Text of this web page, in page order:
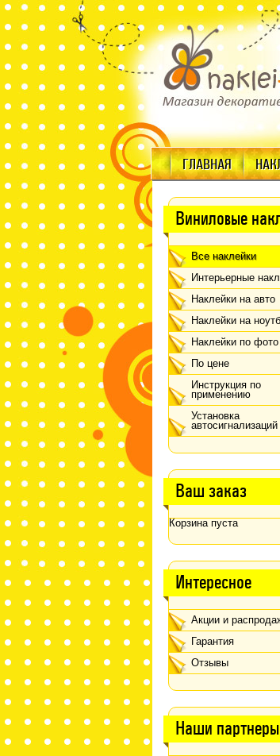
ГЛАВНАЯ
Виниловые
Все наклейки
Интерьерные
Наклейки на авто
Наклейки на
Наклейки по фото
По цене
Инструкция по
применению
Установка
автосигнализаций
Ваш заказ
Корзина пуста
Интересное
Акции и
Гарантия
Отзывы
Наши партнеры